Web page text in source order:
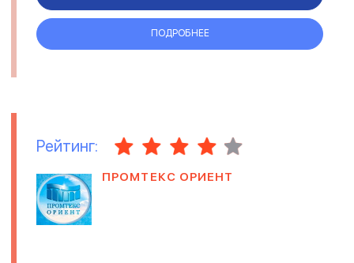
ПОДРОБНЕЕ
Рейтинг:
ПРОМТЕКС ОРИЕНТ